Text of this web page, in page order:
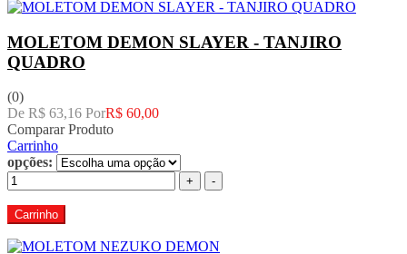
MOLETOM DEMON SLAYER - TANJIRO
QUADRO
(0)
De R$ 63,16 PorR$ 60,00
Comparar Produto
Carrinho
opções:
+ -
Carrinho